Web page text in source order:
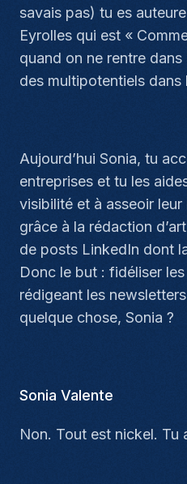
savais pas) tu es
Eyrolles qui est «
quand on ne rentre
des multipotentiels dans
Aujourd’hui Sonia, tu
entreprises et tu les
visibilité et à asseoir
grâce à la rédaction
de posts LinkedIn dont
Donc le but : fidéliser
rédigeant les
quelque chose, Sonia ?
Sonia Valente
Non. Tout est nickel. Tu